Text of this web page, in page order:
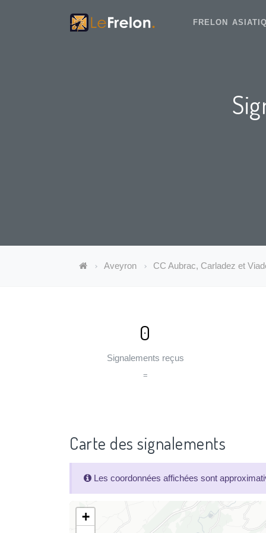
FRELON
Aveyron CC Aubrac, Carladez et
0
Signalements reçus
=
Carte des signalements
Les coordonnées affichées sont
+